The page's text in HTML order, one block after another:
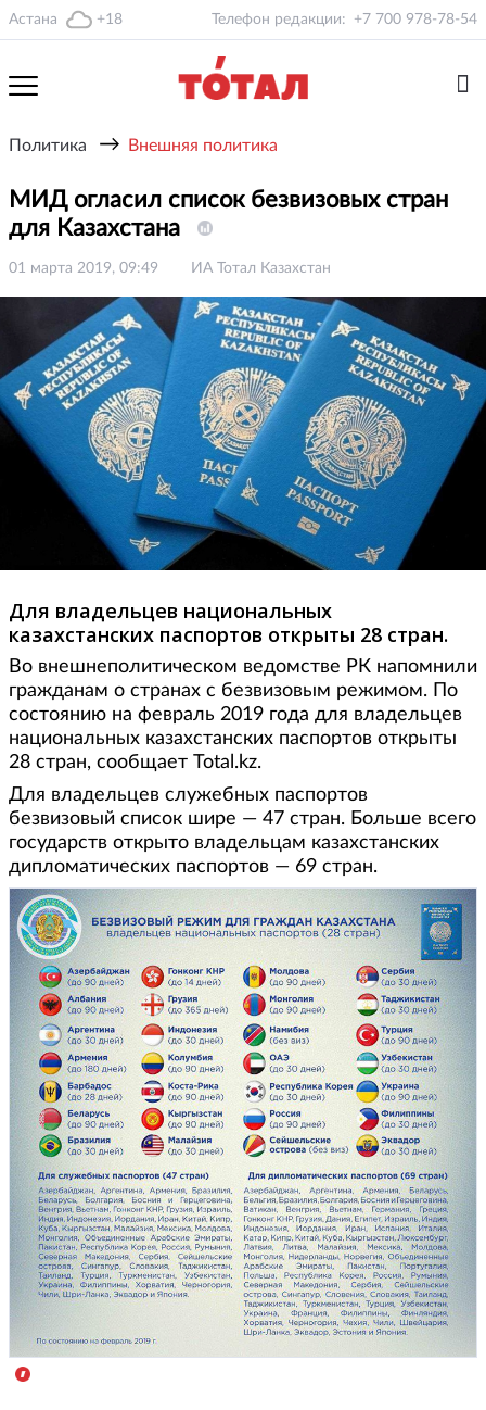
Астана +18 Телефон редакции: +7 700 978-78-54
Политика → Внешняя политика
МИД огласил список безвизовых стран
для Казахстана
01 марта 2019, 09:49 ИА Тотал Казахстан
Для владельцев национальных
казахстанских паспортов открыты 28 стран.
Во внешнеполитическом ведомстве РК напомнили
гражданам о странах с безвизовым режимом. По
состоянию на февраль 2019 года для владельцев
национальных казахстанских паспортов открыты
28 стран, сообщает Total.kz.
Для владельцев служебных паспортов
безвизовый список шире — 47 стран. Больше всего
государств открыто владельцам казахстанских
дипломатических паспортов — 69 стран.